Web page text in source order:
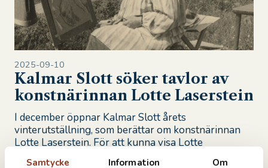
Samtycke Information Om
2025-09-10
Kalmar Slott söker tavlor av
konstnärinnan Lotte Laserstein
I december öppnar Kalmar Slott årets
vinterutställning, som berättar om konstnärinnan
Lotte Laserstein. För att kunna visa Lotte
Lasersteins stora bredd söker slottet nu efter fler